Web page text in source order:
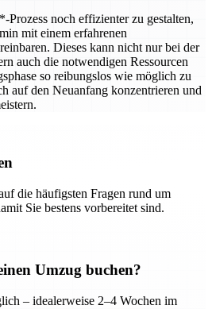
noch effizienter zu gestalten,
mit einem erfahrenen
Dieses kann nicht nur bei der
auch die notwendigen Ressourcen
so reibungslos wie möglich zu
auf den Neuanfang konzentrieren und
die häufigsten Fragen rund um
Sie bestens vorbereitet sind.
Umzug buchen?
– idealerweise 2–4 Wochen im